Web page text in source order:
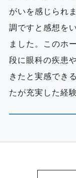
がいを感じられ
調ですと感想を
ました。このホ
段に眼科の疾患
きたと実感でき
たが充実した経